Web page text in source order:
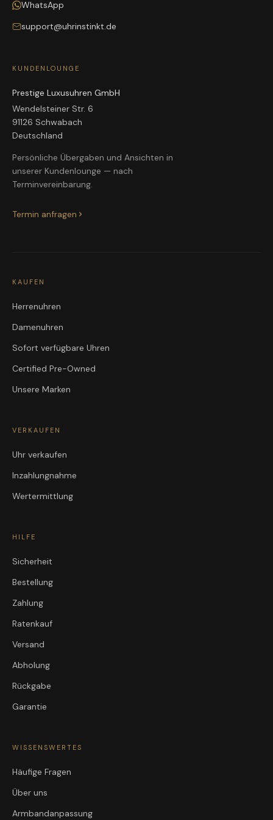
WhatsApp
support@uhrinstinkt.de
KUNDENLOUNGE
Prestige Luxusuhren GmbH
Wendelsteiner Str. 6
91126 Schwabach
Deutschland
Persönliche Übergaben und Ansichten in
unserer Kundenlounge — nach
Terminvereinbarung.
Termin anfragen
KAUFEN
Herrenuhren
Damenuhren
Sofort verfügbare Uhren
Certified Pre-Owned
Unsere Marken
VERKAUFEN
Uhr verkaufen
Inzahlungnahme
Wertermittlung
HILFE
Sicherheit
Bestellung
Zahlung
Ratenkauf
Versand
Abholung
Rückgabe
Garantie
WISSENSWERTES
Häufige Fragen
Über uns
Armbandanpassung